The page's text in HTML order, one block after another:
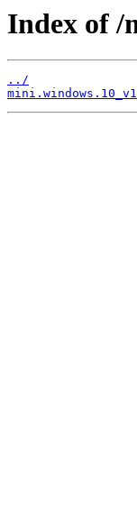
Index of /
../